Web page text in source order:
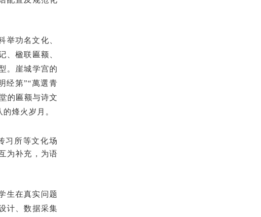
举功名文化、
、楹联匾额、
。崖城学宫的
经第”“萬選青
的匾额与诗文
烽火岁月。
习所等文化场
为补充，为语
生在真实问题
计、数据采集